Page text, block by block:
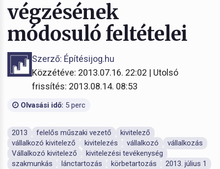
végzésének
módosuló feltételei
Szerző: Építésijog.hu
Közzétéve: 2013.07.16. 22:02 | Utolsó
frissítés: 2013.08.14. 08:53
Olvasási idő: 5 perc
2013 felelős műszaki vezető
kivitelező
vállalkozó kivitelező
kivitelezés vállalkozó
vállalkozás
Vállalkozó kivitelező
kivitelezési tevékenység
szakmunkás
lánctartozás körbetartozás
2013. július 1